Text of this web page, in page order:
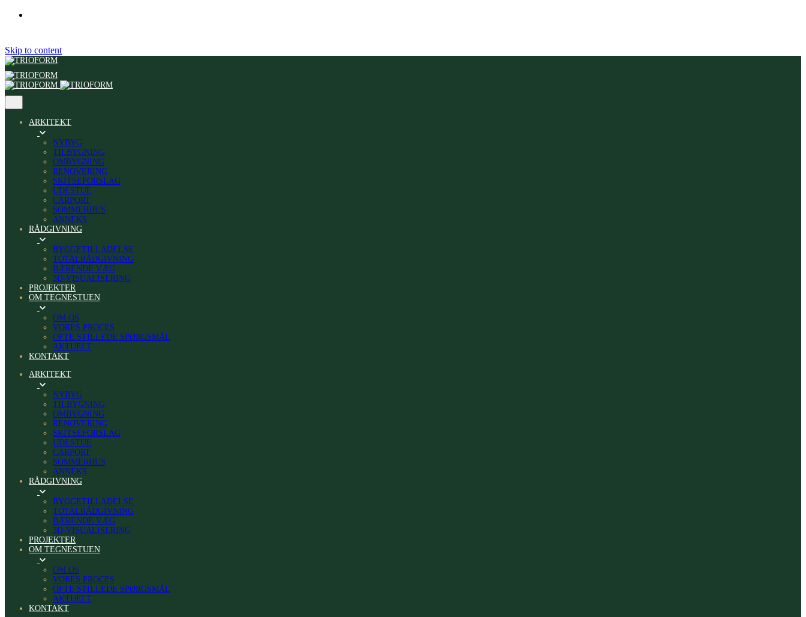
Skip to content
ARKITEKT
NYBYG
TILBYGNING
OMBYGNING
RENOVERING
SKITSEFORSLAG
UDESTUE
CARPORT
SOMMERHUS
ANNEKS
RÅDGIVNING
BYGGETILLADELSE
TOTALRÅDGIVNING
BÆRENDE VÆG
3D-VISUALISERING
PROJEKTER
OM TEGNESTUEN
OM OS
VORES PROCES
OFTE STILLEDE SPØRGSMÅL
AKTUELT
KONTAKT
ARKITEKT
NYBYG
TILBYGNING
OMBYGNING
RENOVERING
SKITSEFORSLAG
UDESTUE
CARPORT
SOMMERHUS
ANNEKS
RÅDGIVNING
BYGGETILLADELSE
TOTALRÅDGIVNING
BÆRENDE VÆG
3D-VISUALISERING
PROJEKTER
OM TEGNESTUEN
OM OS
VORES PROCES
OFTE STILLEDE SPØRGSMÅL
AKTUELT
KONTAKT